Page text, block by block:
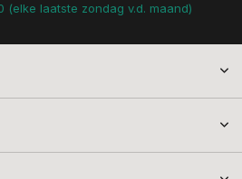
(elke laatste zondag v.d. maand)